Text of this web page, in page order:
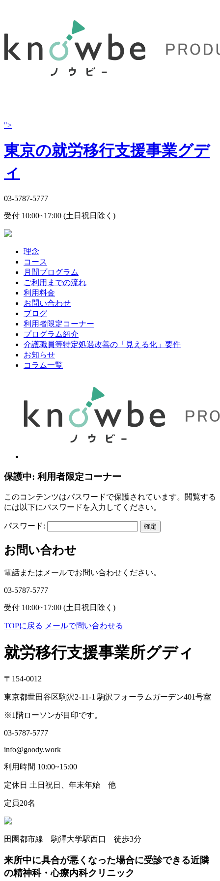
">
東京の就労移行支援事業グデ
ィ
03-5787-5777
受付 10:00~17:00 (土日祝日除く)
理念
コース
月間プログラム
ご利用までの流れ
利用料金
お問い合わせ
ブログ
利用者限定コーナー
プログラム紹介
介護職員等特定処遇改善の「見える化」要件
お知らせ
コラム一覧
保護中: 利用者限定コーナー
このコンテンツはパスワードで保護されています。閲覧する
には以下にパスワードを入力してください。
パスワード:
お問い合わせ
電話またはメールでお問い合わせください。
03-5787-5777
受付 10:00~17:00 (土日祝日除く)
TOPに戻る メールで問い合わせる
就労移行支援事業所グディ
〒154-0012
東京都世田谷区駒沢2-11-1 駒沢フォーラムガーデン401号室
※1階ローソンが目印です。
03-5787-5777
info@goody.work
利用時間 10:00~15:00
定休日 土日祝日、年末年始 他
定員20名
田園都市線 駒澤大学駅西口 徒歩3分
来所中に具合が悪くなった場合に受診できる近隣
の精神科・心療内科クリニック